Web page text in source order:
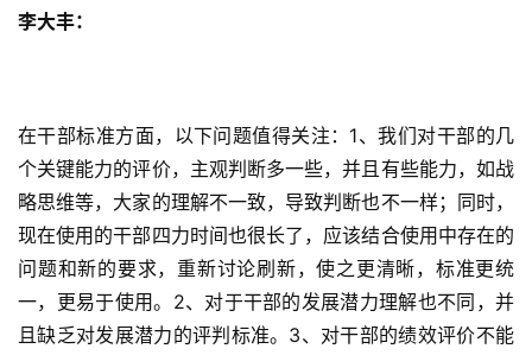
李大丰：
在干部标准方面，以下问题值得关注：1、我们对干部的几
个关键能力的评价，主观判断多一些，并且有些能力，如战
略思维等，大家的理解不一致，导致判断也不一样；同时，
现在使用的干部四力时间也很长了，应该结合使用中存在的
问题和新的要求，重新讨论刷新，使之更清晰，标准更统
一，更易于使用。2、对于干部的发展潜力理解也不同，并
且缺乏对发展潜力的评判标准。3、对干部的绩效评价不能